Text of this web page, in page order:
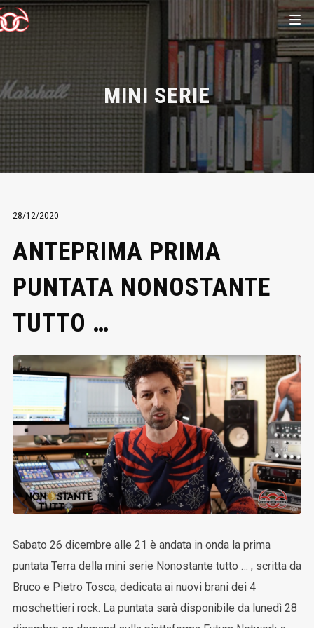
MINI SERIE
28/12/2020
ANTEPRIMA PRIMA
PUNTATA NONOSTANTE
TUTTO …
Sabato 26 dicembre alle 21 è andata in onda la prima
puntata Terra della mini serie Nonostante tutto … , scritta da
Bruco e Pietro Tosca, dedicata ai nuovi brani dei 4
moschettieri rock. La puntata sarà disponibile da lunedì 28